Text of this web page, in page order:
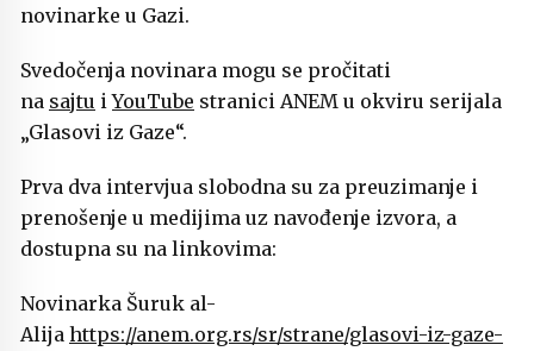
novinarke u Gazi.
Svedočenja novinara mogu se pročitati
na sajtu iYouTube stranici ANEM u okviru serijala
„Glasovi iz Gaze“.
Prva dva intervjua slobodna su za preuzimanje i
prenošenje u medijima uz navođenje izvora, a
dostupna su na linkovima:
Novinarka Šuruk al-
Alija https://anem.org.rs/sr/strane/glasovi-iz-gaze-